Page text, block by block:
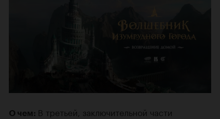
О чем: В третьей, заключительной части